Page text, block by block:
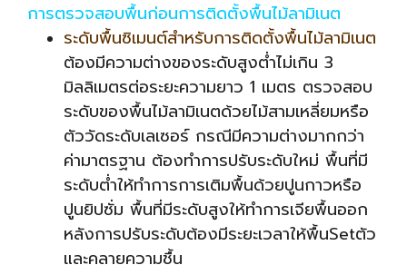
การตรวจสอบพื้นก่อนการติดตั้งพื้นไม้ลามิเนต
ระดับพื้นซิเมนต์สำหรับการติดตั้งพื้นไม้ลามิเนต
ต้องมีความต่างของระดับสูงต่ำไม่เกิน 3
มิลลิเมตรต่อระยะความยาว 1 เมตร ตรวจสอบ
ระดับของพื้นไม้ลามิเนตด้วยไม้สามเหลี่ยมหรือ
ตัววัดระดับเลเซอร์ กรณีมีความต่างมากกว่า
ค่ามาตรฐาน ต้องทำการปรับระดับใหม่ พื้นที่มี
ระดับต่ำให้ทำการการเติมพื้นด้วยปูนกาวหรือ
ปูนยิปซั่ม พื้นที่มีระดับสูงให้ทำการเจียพื้นออก
หลังการปรับระดับต้องมีระยะเวลาให้พื้นSetตัว
และคลายความชื้น